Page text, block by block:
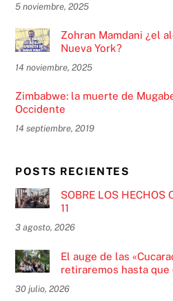
5 noviembre, 2025
Zohran Mamdani ¿el
Nueva York?
14 noviembre, 2025
Zimbabwe: la muerte de
Occidente
14 septiembre, 2019
POSTS RECIENTES
SOBRE LOS HECHOS
11
3 agosto, 2026
El auge de las
retiraremos hasta que
30 julio, 2026